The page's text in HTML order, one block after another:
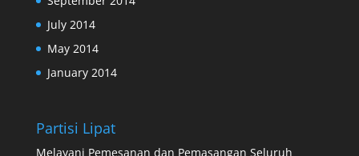
July 2014
May 2014
January 2014
Partisi Lipat
Melayani Pemesanan dan Pemasangan Seluruh